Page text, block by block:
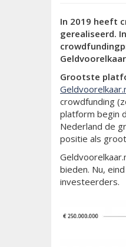
In 2019 heeft
gerealiseerd.
Grootste
crowdfunding
platform begin
Nederland de
positie als
bieden. Nu,
investeerders.